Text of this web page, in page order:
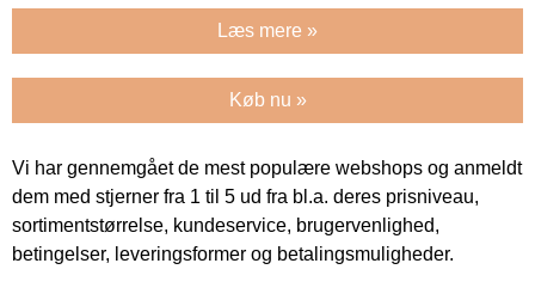
Læs mere »
Køb nu »
Vi har gennemgået de mest populære webshops og anmeldt
dem med stjerner fra 1 til 5 ud fra bl.a. deres prisniveau,
sortimentstørrelse, kundeservice, brugervenlighed,
betingelser, leveringsformer og betalingsmuligheder.